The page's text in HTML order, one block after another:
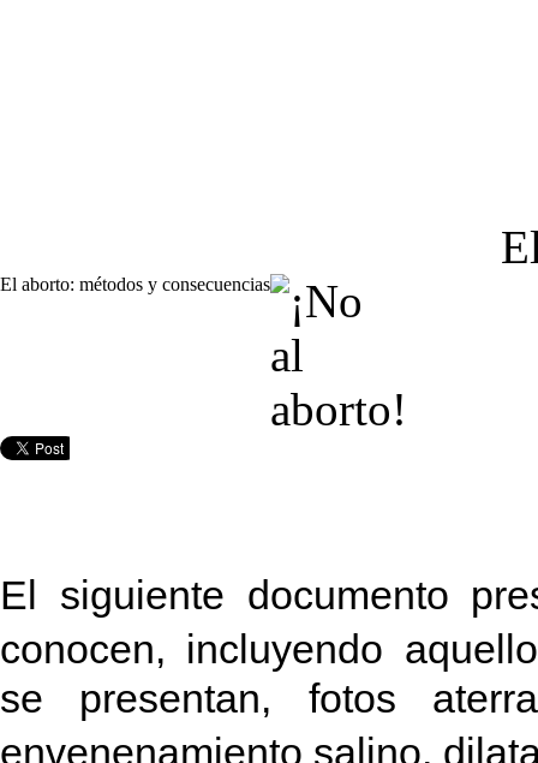
El aborto: métodos y consecuencias
El siguiente documento
conocen, incluyendo
se presentan, fotos
envenenamiento salino,